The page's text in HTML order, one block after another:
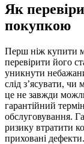
Як
покупкою
Перш ніж купити
перевірити його
уникнути
слід з’ясувати, чи
це не завжди
гарантійний
обслуговування.
ризику втратити
приховані дефекти.